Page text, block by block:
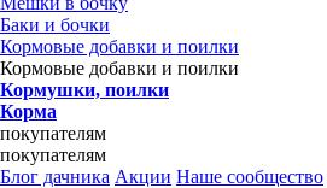
Баки и бочки
Кормовые добавки и поилки
Кормовые добавки и поилки
Кормушки, поилки
Корма
покупателям
покупателям
Блог дачника Акции Наше сообщество